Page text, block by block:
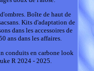
Boîte de haut de
Kits d'adaptation de
dans les accessoires de
ans dans les affaires.
conduits en carbone look
R 2024 - 2025.